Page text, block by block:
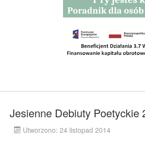
Jesienne Debiuty Poetyckie
Utworzono: 24 listopad 2014